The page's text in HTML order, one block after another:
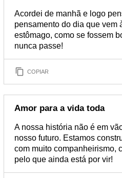
Acordei de manhã e logo
pensamento do dia que vem
estômago, como se fossem
nunca passe!
COPIAR
Amor para a vida toda
A nossa história não é em
nosso futuro. Estamos
com muito companheirismo,
pelo que ainda está por vir!